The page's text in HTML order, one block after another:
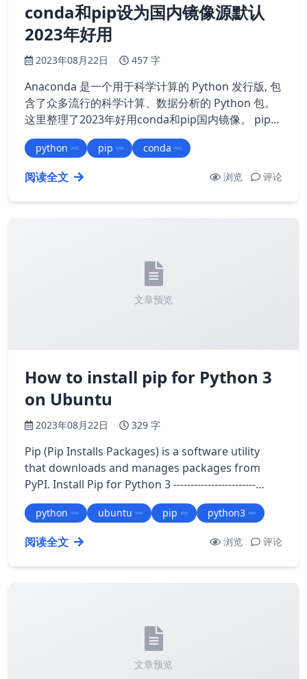
conda和pip设为国内镜像源默认
2023年好用
2023年08月22日 457 字
Anaconda 是一个用于科学计算的 Python 发行版, 包
含了众多流行的科学计算、数据分析的 Python 包。
这里整理了2023年好用conda和pip国内镜像。 pip国
内源设为默认，做法是： 清华pip镜像 ------- > > pip
config set global.index-url
python pip conda
阅读全文 浏览 评论
文章预览
How to install pip for Python 3
on Ubuntu
2023年08月22日 329 字
Pip (Pip Installs Packages) is a software utility
that downloads and manages packages from
PyPI. Install Pip for Python 3 ------------------------
Ubuntu comes with Python 3 i…
python ubuntu pip python3
阅读全文 浏览 评论
文章预览